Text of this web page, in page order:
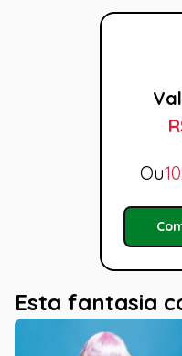
Ou
Esta fantasia